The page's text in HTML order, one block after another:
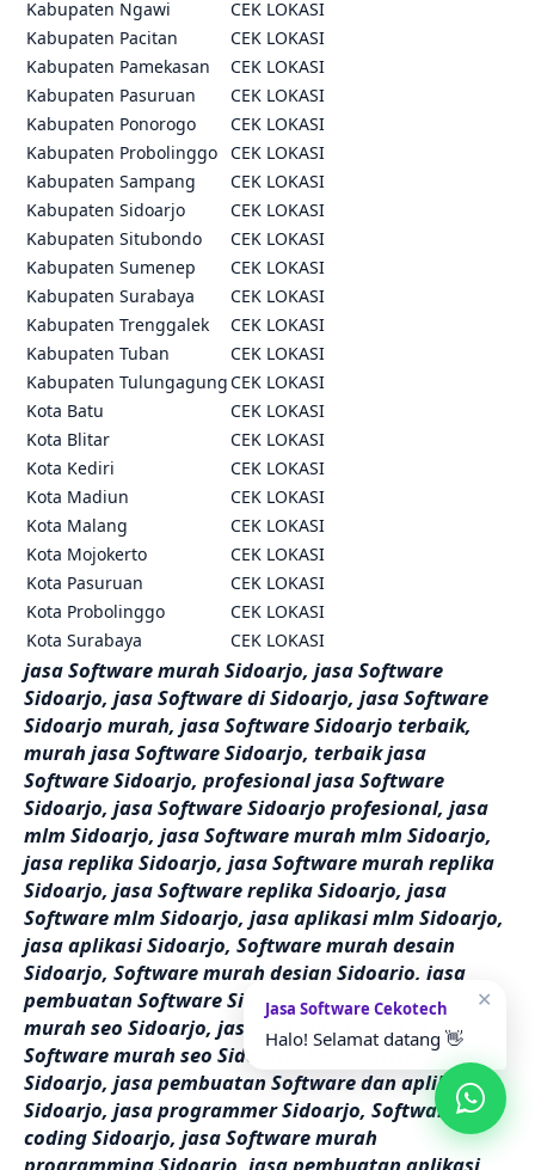
Kabupaten Ngawi
CEK LOKASI
Kabupaten Pacitan
CEK LOKASI
Kabupaten Pamekasan
CEK LOKASI
Kabupaten Pasuruan
CEK LOKASI
Kabupaten Ponorogo
CEK LOKASI
Kabupaten Probolinggo CEK LOKASI
Kabupaten Sampang
CEK LOKASI
Kabupaten Sidoarjo
CEK LOKASI
Kabupaten Situbondo
CEK LOKASI
Kabupaten Sumenep
CEK LOKASI
Kabupaten Surabaya
CEK LOKASI
Kabupaten Trenggalek
CEK LOKASI
Kabupaten Tuban
CEK LOKASI
Kabupaten TulungagungCEK LOKASI
Kota Batu
CEK LOKASI
Kota Blitar
CEK LOKASI
Kota Kediri
CEK LOKASI
Kota Madiun
CEK LOKASI
Kota Malang
CEK LOKASI
Kota Mojokerto
CEK LOKASI
Kota Pasuruan
CEK LOKASI
Kota Probolinggo
CEK LOKASI
Kota Surabaya
CEK LOKASI
jasa Software murah Sidoarjo, jasa Software
Sidoarjo, jasa Software di Sidoarjo, jasa Software
Sidoarjo murah, jasa Software Sidoarjo terbaik,
murah jasa Software Sidoarjo, terbaik jasa
Software Sidoarjo, profesional jasa Software
Sidoarjo, jasa Software Sidoarjo profesional, jasa
mlm Sidoarjo, jasa Software murah mlm Sidoarjo,
jasa replika Sidoarjo, jasa Software murah replika
Sidoarjo, jasa Software replika Sidoarjo, jasa
Software mlm Sidoarjo, jasa aplikasi mlm Sidoarjo,
jasa aplikasi Sidoarjo, Software murah desain
Sidoarjo, Software murah design Sidoarjo, jasa
pembuatan Software Sidoarjo, jasa Software
murah seo Sidoarjo, jasa seo Sidoarjo, jasa
Software murah seo Sidoarjo, jasa Software seo
Sidoarjo, jasa pembuatan Software dan aplikasi
Sidoarjo, jasa programmer Sidoarjo, Software jasa
coding Sidoarjo, jasa Software murah
✕
Jasa Software Cekotech
Halo! Selamat datang 👋